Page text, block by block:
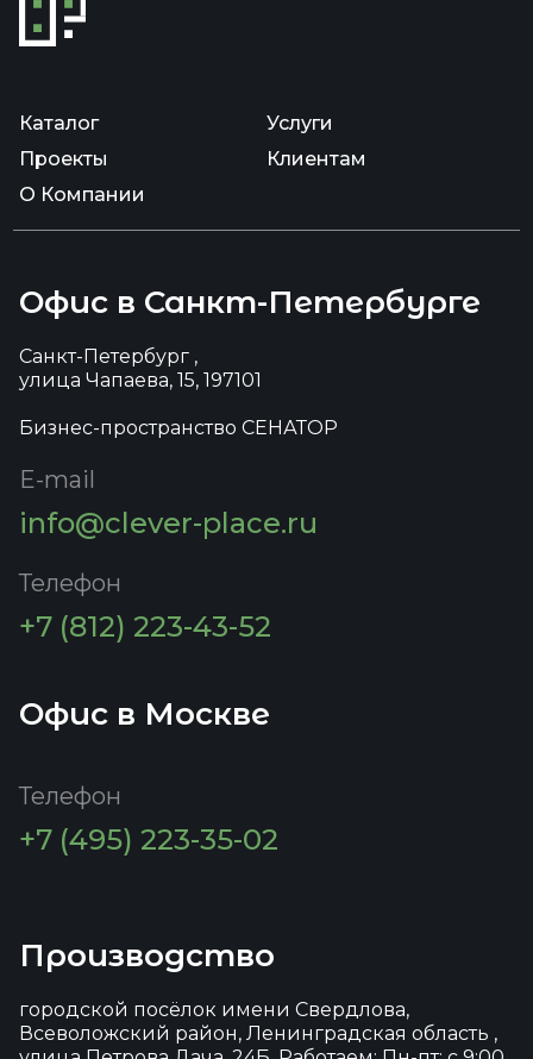
Каталог
Услуги
Проекты
Клиентам
О Компании
Офис в Санкт-Петербурге
Санкт-Петербург ,
улица Чапаева, 15, 197101
Бизнес-пространство СЕНАТОР
E-mail
info@clever-place.ru
Телефон
+7 (812) 223-43-52
Офис в Москве
Телефон
+7 (495) 223-35-02
Производство
городской посёлок имени Свердлова,
Всеволожский район, Ленинградская область ,